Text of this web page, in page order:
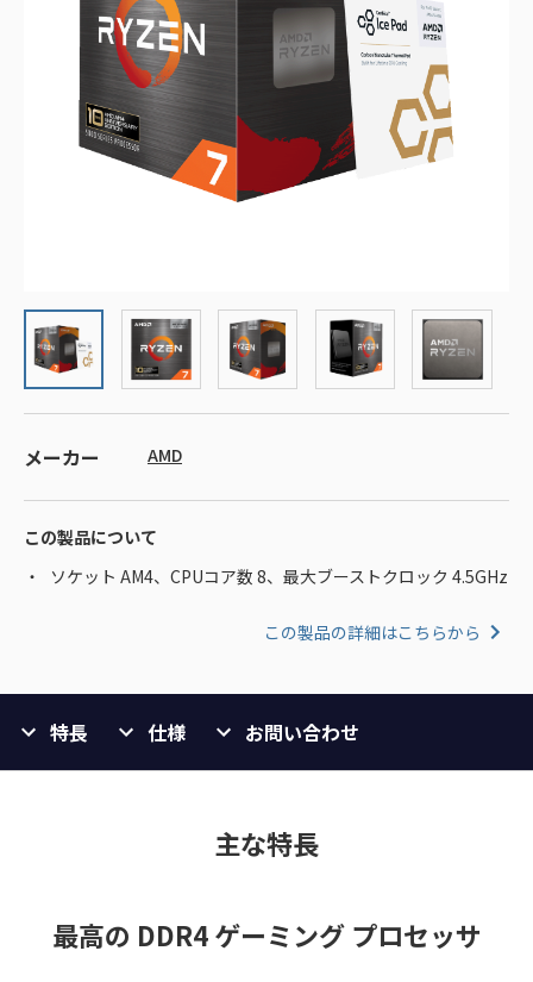
メーカー AMD
この製品について
ソケット AM4、CPUコア数 8、最大ブーストクロック 4.5GHz
この製品の詳細はこちらから
特長 仕様 お問い合わせ
主な特長
最高の DDR4 ゲーミング プロセッサ